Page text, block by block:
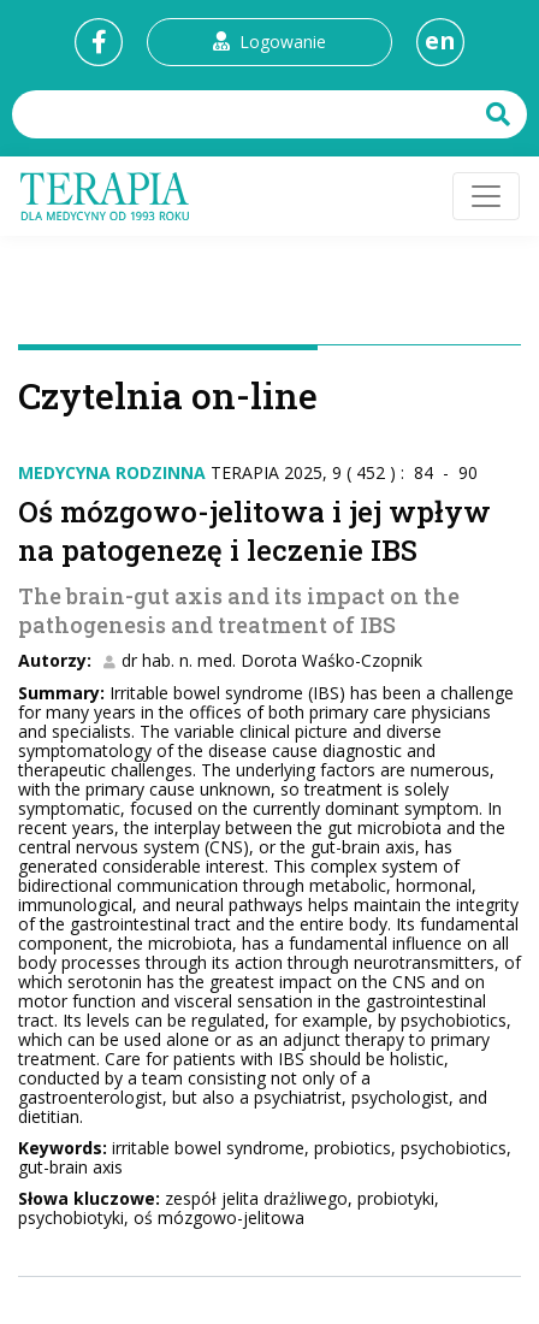
Logowanie en
Czytelnia on-line
MEDYCYNA RODZINNA TERAPIA 2025, 9 ( 452 ) : 84 - 90
Oś mózgowo-jelitowa i jej wpływ
na patogenezę i leczenie IBS
The brain-gut axis and its impact on the
pathogenesis and treatment of IBS
Autorzy:
dr hab. n. med. Dorota Waśko-Czopnik
Summary: Irritable bowel syndrome (IBS) has been a challenge
for many years in the offices of both primary care physicians
and specialists. The variable clinical picture and diverse
symptomatology of the disease cause diagnostic and
therapeutic challenges. The underlying factors are numerous,
with the primary cause unknown, so treatment is solely
symptomatic, focused on the currently dominant symptom. In
recent years, the interplay between the gut microbiota and the
central nervous system (CNS), or the gut-brain axis, has
generated considerable interest. This complex system of
bidirectional communication through metabolic, hormonal,
immunological, and neural pathways helps maintain the integrity
of the gastrointestinal tract and the entire body. Its fundamental
component, the microbiota, has a fundamental influence on all
body processes through its action through neurotransmitters, of
which serotonin has the greatest impact on the CNS and on
motor function and visceral sensation in the gastrointestinal
tract. Its levels can be regulated, for example, by psychobiotics,
which can be used alone or as an adjunct therapy to primary
treatment. Care for patients with IBS should be holistic,
conducted by a team consisting not only of a
gastroenterologist, but also a psychiatrist, psychologist, and
dietitian.
Keywords: irritable bowel syndrome, probiotics, psychobiotics,
gut-brain axis
Słowa kluczowe: zespół jelita drażliwego, probiotyki,
psychobiotyki, oś mózgowo-jelitowa